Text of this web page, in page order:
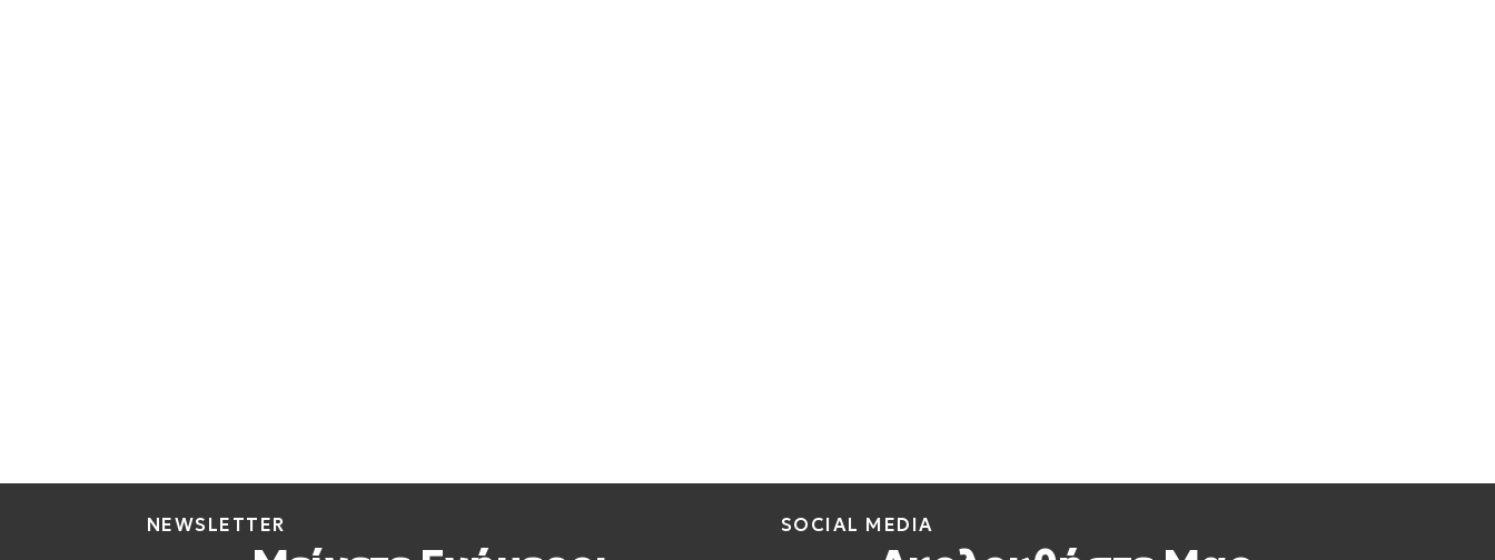
NEWSLETTER SOCIAL MEDIA